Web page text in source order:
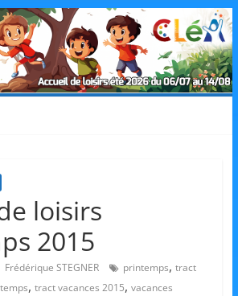
CLéA
–
les
Loisirs,
loisirs
2015
Frédérique STEGNER printemps, tract
, tract vacances 2015, vacances